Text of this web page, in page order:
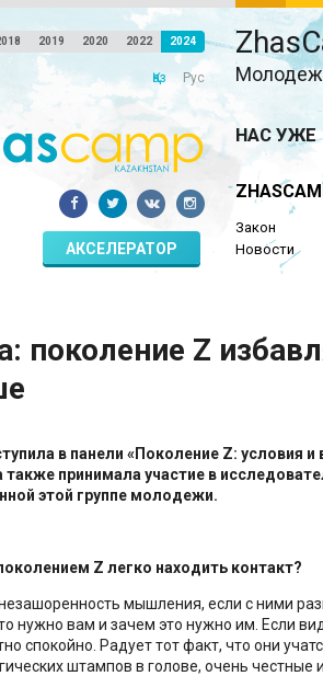
2019 2020 2022 2024
Қаз Рус
АКСЕЛЕРАТОР
НАС УЖЕ
Закон
Новости
поколение Z
в панели «Поколение Z: условия
принимала участие в
этой группе молодежи.
околением Z легко находить контакт?
мышления, если с ними
нужно вам и зачем это нужно им. Если
спокойно. Радует тот факт, что они
штампов в голове, очень честные